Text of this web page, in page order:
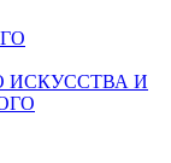
ИСКУССТВА И